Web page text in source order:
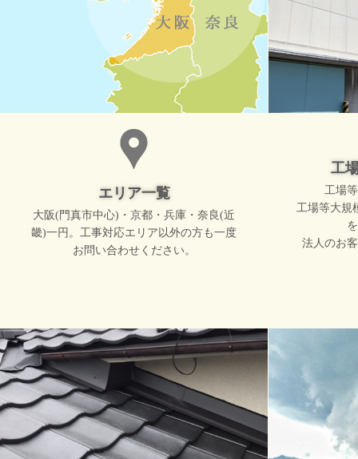
エリア一覧
大阪(門真市中心)・京都・兵庫・奈良(近
畿)一円。工事対応エリア以外の方も一度
お問い合わせください。
工
工場
工場等大規
法人のお